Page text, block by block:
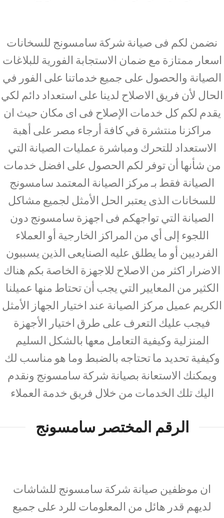
نضمن لكم فى صيانة شركة سامسونج للسخانات
اسعار ممتازة مع ضمان الاستجابة الفورية للبلاغات
الصيانة والحصول على جميع خدماتنا على الفور في
الحال لأن فريق الاصلاح لدينا على استعداد دائم لكي
يقدم لكم كل خدمات الإصلاح فى اى مكان حيث ان
مراكزنا منتشرة في كافة أرجاء مصر على أهبة
الاستعداد للتحرك ومباشرة عمليات الصيانة التي
من شأنها أن توفر لكم الحصول على افضل خدمات
الصيانة فقط بـ مركز الصيانة المعتمد سامسونج
للسخانات الذى يعتبر الحل الأمثل لجميع مشاكل
الصيانة التي تواجهكم فى اجهزة سامسونج دون
اللجوء إلى أي من المراكز الخارجية أو العملاء
الفرديين أو ما يطلق عليه الصنايعى الذين يسببون
الاضرار اكثر من الاصلاح للاجهزة الخاصة بكم هناك
الكثير من المعايير التي يجب أن تحتاط منها عميلنا
الكريم عميل مركز الصيانة عند اختيار الجهاز الأمثل
فيجب عليك التعرف على طرق اختيار الأجهزة
المنزلية وكيفية التعامل معها بالشكل السليم
وكيفية تحديد ما تحتاجه بالضبط وما هو مناسب لك
ويمكنك الاستعانة بصيانة شركة سامسونج ونقدم
اليك تلك الخدمات من خلال فريق خدمة العملاء
الرقم المختصر سامسونج
ان موظفين صيانة شركة سامسونج للشاشات
لديهم قدر هائل من المعلومات للرد على جميع